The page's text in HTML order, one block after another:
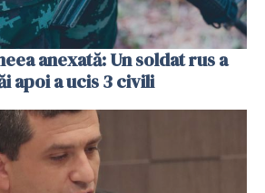
anexată: Un soldat rus a
apoi a ucis 3 civili